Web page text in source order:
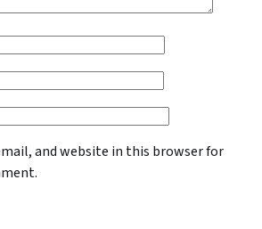
and website in this browser for